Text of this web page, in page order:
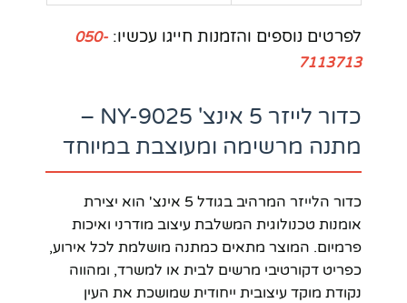
לפרטים נוספים והזמנות חייגו עכשיו: 050-
7113713
כדור לייזר 5 אינצ' NY-9025 –
מתנה מרשימה ומעוצבת במיוחד
כדור הלייזר המרהיב בגודל 5 אינצ' הוא יצירת
אומנות טכנולוגית המשלבת עיצוב מודרני ואיכות
פרמיום. המוצר מתאים כמתנה מושלמת לכל אירוע,
כפריט דקורטיבי מרשים לבית או למשרד, ומהווה
נקודת מוקד עיצובית ייחודית שמושכת את העין